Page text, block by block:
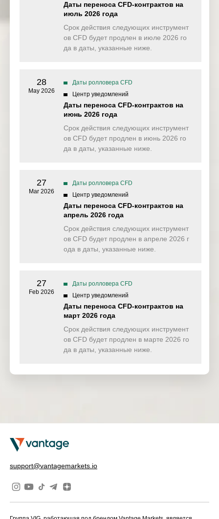
Hong Kong 50
Future
CHINA50ft CHINA50 Future
USNote10Y
US 10 YR T-Note
Futures
27 May 2026
Даты переноса CFD-контрактов на
июль 2026 года
Срок действия следующих инструмент
ов CFD будет продлен в июле 2026 го
да в даты, указанные ниже.
28
May 2026
Даты ролловера CFD
Центр уведомлений
Даты переноса CFD-контрактов на
июнь 2026 года
Срок действия следующих инструмент
ов CFD будет продлен в июнь 2026 го
да в даты, указанные ниже.
27
Mar 2026
Даты ролловера CFD
Центр уведомлений
Даты переноса CFD-контрактов на
апрель 2026 года
Срок действия следующих инструмент
ов CFD будет продлен в апреле 2026 г
ода в даты, указанные ниже.
27
Feb 2026
Даты ролловера CFD
Центр уведомлений
Даты переноса CFD-контрактов на
март 2026 года
Срок действия следующих инструмент
ов CFD будет продлен в марте 2026 го
да в даты, указанные ниже.
support@vantagemarkets.io